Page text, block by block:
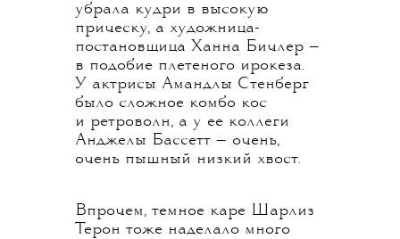
убрала кудри в высокую
прическу, а художница-
постановщица Ханна Бичлер —
в подобие плетеного ирокеза.
У актрисы Амандлы Стенберг
было сложное комбо кос
и ретроволн, а у ее коллеги
Анджелы Бассетт — очень,
очень пышный низкий хвост.
Впрочем, темное каре Шарлиз
Терон тоже наделало много